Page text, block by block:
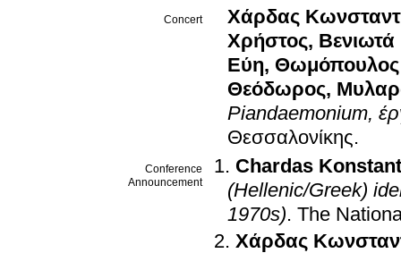
Concert
Χάρδας
Χρήστος, Βενιωτά
Εύη, Θωμόπουλος
Θεόδωρος,
Piandaemonium,
Θεσσαλονίκης.
Conference
Announcement
Chardas
(Hellenic/Greek)
1970s). The
Χάρδας